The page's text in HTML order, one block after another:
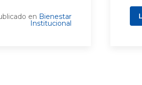
en Bienestar
Institucional